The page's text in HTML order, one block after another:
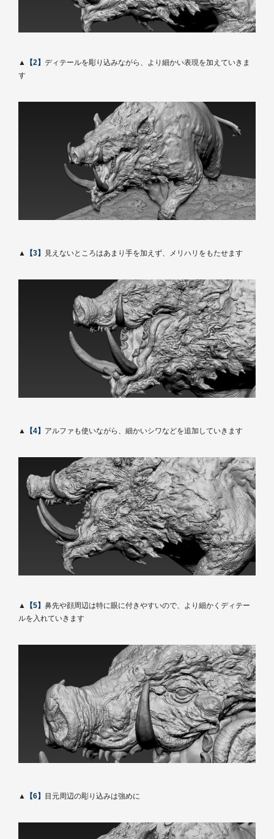
▲ 【2】 ディテールを彫り込みながら、より細かい表現を加えていきま
す
▲ 【3】 見えないところはあまり手を加えず、メリハリをもたせます
▲ 【4】 アルファも使いながら、細かいシワなどを追加していきます
▲ 【5】 鼻先や顔周辺は特に眼に付きやすいので、より細かくディテー
ルを入れていきます
▲ 【6】 目元周辺の彫り込みは強めに